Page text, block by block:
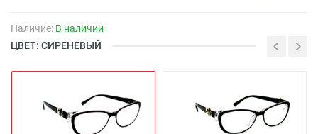
Наличие: В наличии
ЦВЕТ: СИРЕНЕВЫЙ